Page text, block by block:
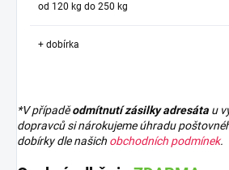
od 120 kg do 250 kg
+ dobírka
*V případěodmítnutí zásilky adresáta u
dopravců si nárokujeme úhradu
dobírky dle našich obchodních podmínek.